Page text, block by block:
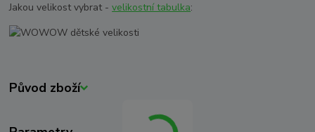
Jakou velikost vybrat -velikostní tabulka:
Původ zboží